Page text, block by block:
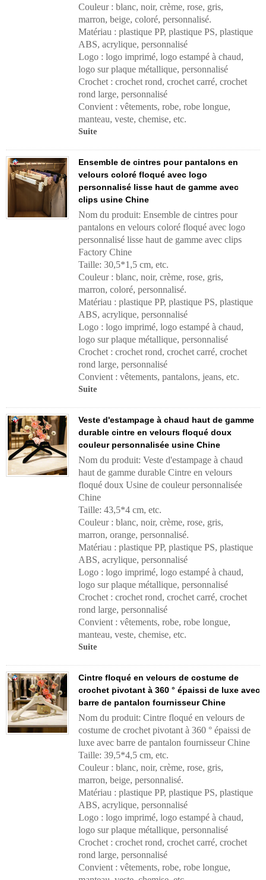
Couleur : blanc, noir, crème, rose, gris,
marron, beige, coloré, personnalisé.
Matériau : plastique PP, plastique PS, plastique
ABS, acrylique, personnalisé
Logo : logo imprimé, logo estampé à chaud,
logo sur plaque métallique, personnalisé
Crochet : crochet rond, crochet carré, crochet
rond large, personnalisé
Convient : vêtements, robe, robe longue,
manteau, veste, chemise, etc.
Suite
Ensemble de cintres pour pantalons en
velours coloré floqué avec logo
personnalisé lisse haut de gamme avec
clips usine Chine
Nom du produit: Ensemble de cintres pour
pantalons en velours coloré floqué avec logo
personnalisé lisse haut de gamme avec clips
Factory Chine
Taille: 30,5*1,5 cm, etc.
Couleur : blanc, noir, crème, rose, gris,
marron, coloré, personnalisé.
Matériau : plastique PP, plastique PS, plastique
ABS, acrylique, personnalisé
Logo : logo imprimé, logo estampé à chaud,
logo sur plaque métallique, personnalisé
Crochet : crochet rond, crochet carré, crochet
rond large, personnalisé
Convient : vêtements, pantalons, jeans, etc.
Suite
Veste d'estampage à chaud haut de gamme
durable cintre en velours floqué doux
couleur personnalisée usine Chine
Nom du produit: Veste d'estampage à chaud
haut de gamme durable Cintre en velours
floqué doux Usine de couleur personnalisée
Chine
Taille: 43,5*4 cm, etc.
Couleur : blanc, noir, crème, rose, gris,
marron, orange, personnalisé.
Matériau : plastique PP, plastique PS, plastique
ABS, acrylique, personnalisé
Logo : logo imprimé, logo estampé à chaud,
logo sur plaque métallique, personnalisé
Crochet : crochet rond, crochet carré, crochet
rond large, personnalisé
Convient : vêtements, robe, robe longue,
manteau, veste, chemise, etc.
Suite
Cintre floqué en velours de costume de
crochet pivotant à 360 ° épaissi de luxe avec
barre de pantalon fournisseur Chine
Nom du produit: Cintre floqué en velours de
costume de crochet pivotant à 360 ° épaissi de
luxe avec barre de pantalon fournisseur Chine
Taille: 39,5*4,5 cm, etc.
Couleur : blanc, noir, crème, rose, gris,
marron, beige, personnalisé.
Matériau : plastique PP, plastique PS, plastique
ABS, acrylique, personnalisé
Logo : logo imprimé, logo estampé à chaud,
logo sur plaque métallique, personnalisé
Crochet : crochet rond, crochet carré, crochet
rond large, personnalisé
Convient : vêtements, robe, robe longue,